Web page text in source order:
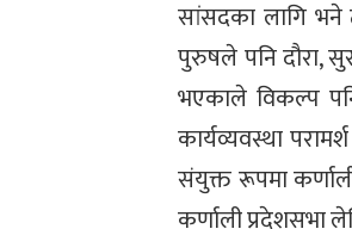
सांसदका लागि भने
पुरुषले पनि दौरा,
भएकाले विकल्प
कार्यव्यवस्था
संयुक्त रूपमा